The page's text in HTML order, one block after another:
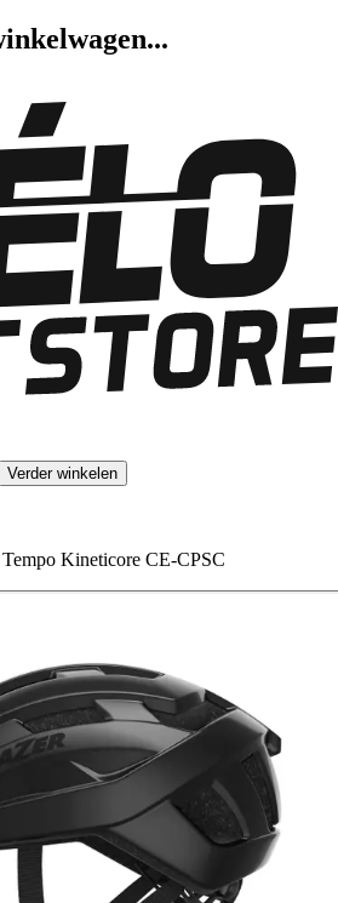
Verder winkelen
Kineticore CE-CPSC